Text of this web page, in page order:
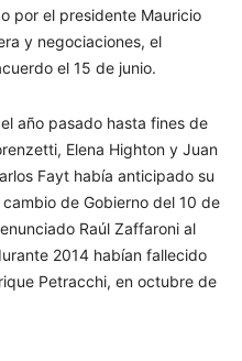
por el presidente Mauricio
y negociaciones, el
el 15 de junio.
año pasado hasta fines de
Elena Highton y Juan
Fayt había anticipado su
de Gobierno del 10 de
Raúl Zaffaroni al
2014 habían fallecido
Petracchi, en octubre de